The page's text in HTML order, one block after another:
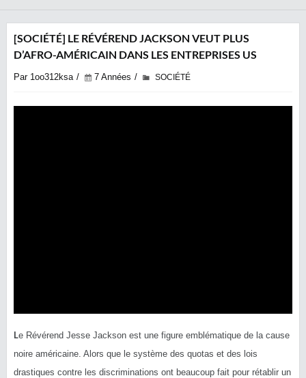
[SOCIÉTÉ] LE RÉVÉREND JACKSON VEUT PLUS
D’AFRO-AMÉRICAIN DANS LES ENTREPRISES US
Par 1oo312ksa 7 Années SOCIÉTÉ
Le Révérend Jesse Jackson est une figure emblématique de la cause
noire américaine. Alors que le système des quotas et des lois
drastiques contre les discriminations ont beaucoup fait pour rétablir un